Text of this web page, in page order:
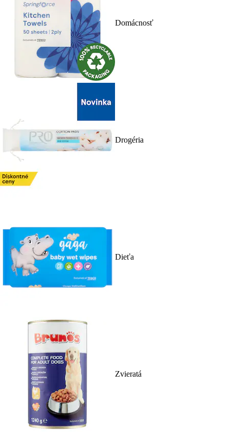
Domácnosť
Drogéria
Dieťa
Zvieratá